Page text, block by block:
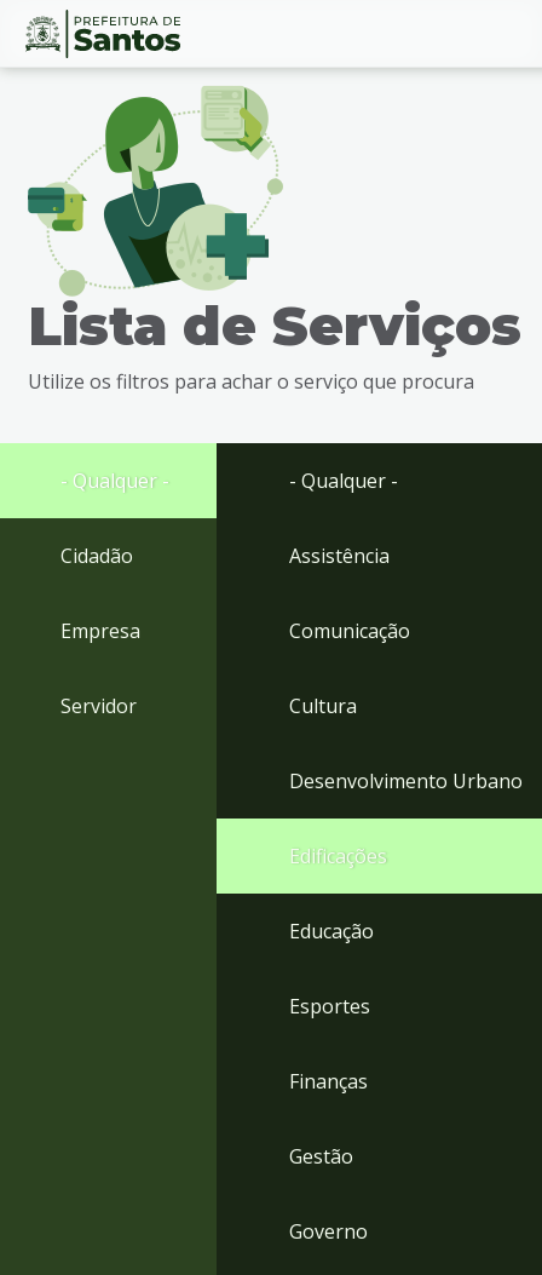
Ir
busca
Ir
rodapé
Conteúdo
Lista de Serviços
Utilize os filtros para achar o serviço que procura
- Qualquer -
Cidadão
Empresa
Servidor
- Qualquer -
Assistência
Comunicação
Cultura
Desenvolvimento Urbano
Edificações
Educação
Esportes
Finanças
Gestão
Governo